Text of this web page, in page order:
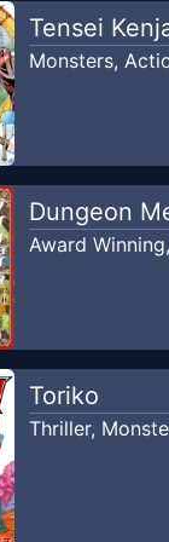
Tensei
Monsters,
Dungeon
Award Winning,
Toriko
Thriller,